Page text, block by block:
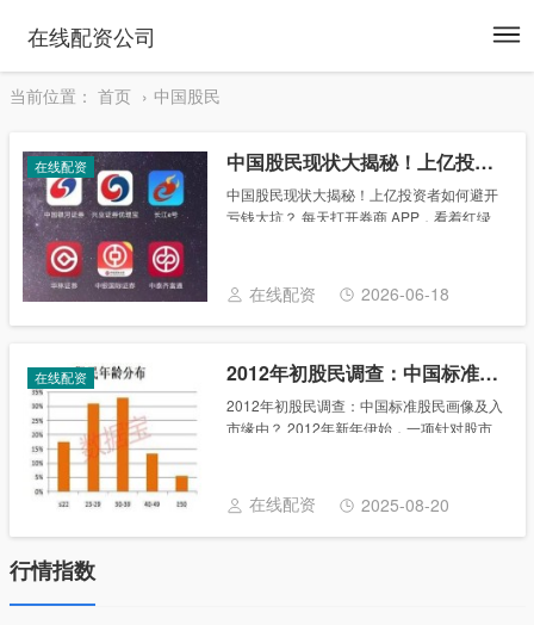
在线配资公司
当前位置： 首页 中国股民
在线配资 中国股民现状大揭秘！上亿投资者如何避开亏钱大坑？
中国股民现状大揭秘！上亿投资者如何避开
亏钱大坑？ 每天打开券商 APP，看着红绿
是上亿中国投资者的日常。 截至 2......
在线配资 2026-06-18
在线配资 2012年初股民调查：中国标准股民画像及入市缘由？
2012年初股民调查：中国标准股民画像及入
市缘由？ 2012年新年伊始，一项针对股市
基本情况 大致可以这样描述中国“标准......
在线配资 2025-08-20
行情指数